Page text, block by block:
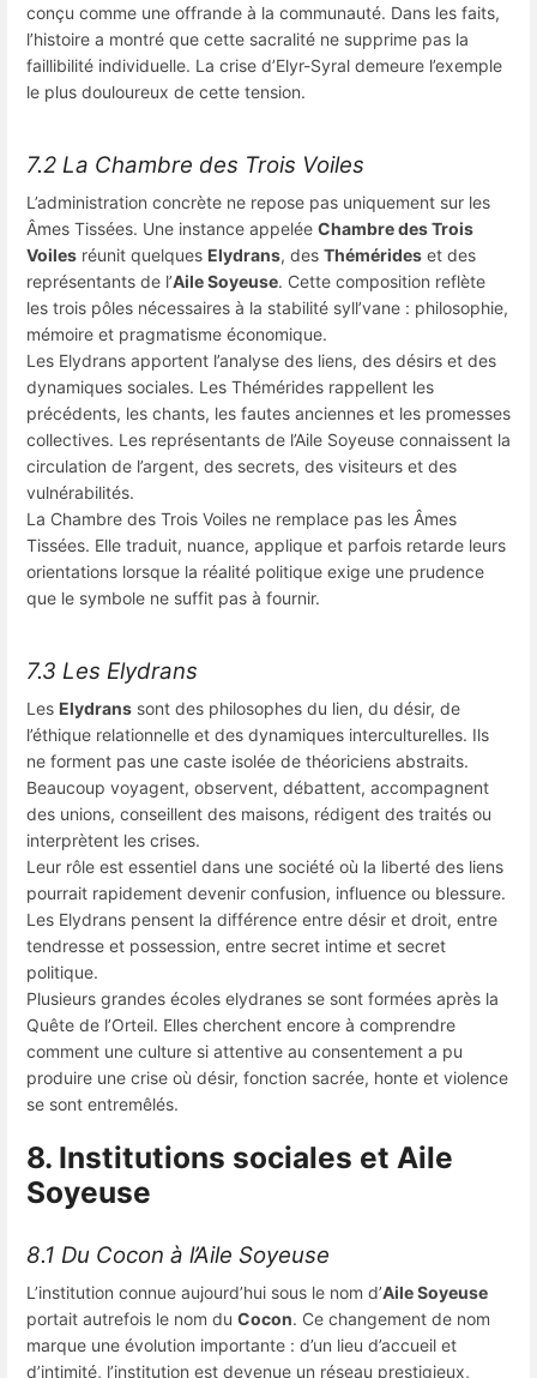
conçu comme une offrande à la communauté. Dans les faits,
l’histoire a montré que cette sacralité ne supprime pas la
faillibilité individuelle. La crise d’Elyr-Syral demeure l’exemple
le plus douloureux de cette tension.
7.2 La Chambre des Trois Voiles
L’administration concrète ne repose pas uniquement sur les
Âmes Tissées. Une instance appelée Chambre des Trois
Voiles réunit quelques Elydrans, des Thémérides et des
représentants de l’Aile Soyeuse. Cette composition reflète
les trois pôles nécessaires à la stabilité syll’vane : philosophie,
mémoire et pragmatisme économique.
Les Elydrans apportent l’analyse des liens, des désirs et des
dynamiques sociales. Les Thémérides rappellent les
précédents, les chants, les fautes anciennes et les promesses
collectives. Les représentants de l’Aile Soyeuse connaissent la
circulation de l’argent, des secrets, des visiteurs et des
vulnérabilités.
La Chambre des Trois Voiles ne remplace pas les Âmes
Tissées. Elle traduit, nuance, applique et parfois retarde leurs
orientations lorsque la réalité politique exige une prudence
que le symbole ne suffit pas à fournir.
7.3 Les Elydrans
Les Elydrans sont des philosophes du lien, du désir, de
l’éthique relationnelle et des dynamiques interculturelles. Ils
ne forment pas une caste isolée de théoriciens abstraits.
Beaucoup voyagent, observent, débattent, accompagnent
des unions, conseillent des maisons, rédigent des traités ou
interprètent les crises.
Leur rôle est essentiel dans une société où la liberté des liens
pourrait rapidement devenir confusion, influence ou blessure.
Les Elydrans pensent la différence entre désir et droit, entre
tendresse et possession, entre secret intime et secret
politique.
Plusieurs grandes écoles elydranes se sont formées après la
Quête de l’Orteil. Elles cherchent encore à comprendre
comment une culture si attentive au consentement a pu
produire une crise où désir, fonction sacrée, honte et violence
se sont entremêlés.
8. Institutions sociales et Aile
Soyeuse
8.1 Du Cocon à l’Aile Soyeuse
L’institution connue aujourd’hui sous le nom d’Aile Soyeuse
portait autrefois le nom du Cocon. Ce changement de nom
marque une évolution importante : d’un lieu d’accueil et
d’intimité, l’institution est devenue un réseau prestigieux,